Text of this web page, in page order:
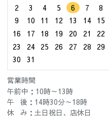
2
3 4 5 6 7
8
9
10 11 12 13 14
15
16
17 18 19 20 21
22
23
24 25 26 27 28
29
30
31
営業時間
午前中：10時～13時
午 後：14時30分～18時
休 み：土日祝日、店休日